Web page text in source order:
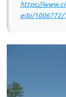
https://
eibi/1006772/